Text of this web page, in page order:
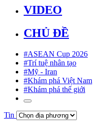
VIDEO
CHỦ ĐỀ
#ASEAN Cup 2026
#Trí tuệ nhân tạo
#Mỹ - Iran
#Khám phá Việt Nam
#Khám phá thế giới
Tin